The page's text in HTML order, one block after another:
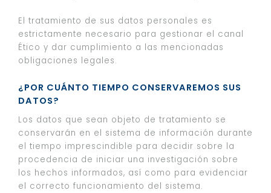
El tratamiento de sus datos personales es
estrictamente necesario para gestionar el canal
Ético y dar cumplimiento a las mencionadas
obligaciones legales.
¿POR CUÁNTO TIEMPO CONSERVAREMOS SUS
DATOS?
Los datos que sean objeto de tratamiento se
conservarán en el sistema de información durante
el tiempo imprescindible para decidir sobre la
procedencia de iniciar una investigación sobre
los hechos informados, así como para evidenciar
el correcto funcionamiento del sistema.